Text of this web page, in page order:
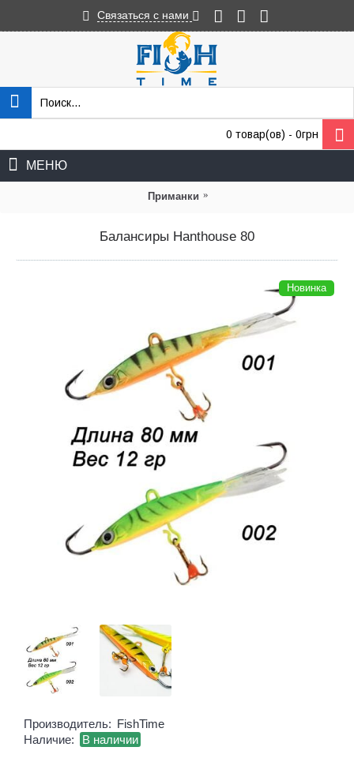
Связаться с нами
0 товар(ов) - 0грн
МЕНЮ
Приманки
Балансиры Hanthouse 80
Новинка
Производитель: FishTime
Наличие:
В наличии